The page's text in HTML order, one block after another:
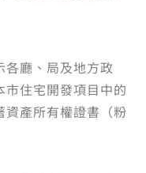
各廳、局及地方政
住宅開發項目中的
資產所有權證書（粉